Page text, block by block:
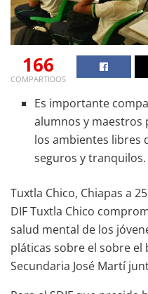
166
COMPARTIDOS
Es importante
alumnos y maestros
los ambientes libres
seguros y tranquilos.
Tuxtla Chico, Chiapas a
DIF Tuxtla Chico
salud mental de los
pláticas sobre el sobre
Secundaria José Martí